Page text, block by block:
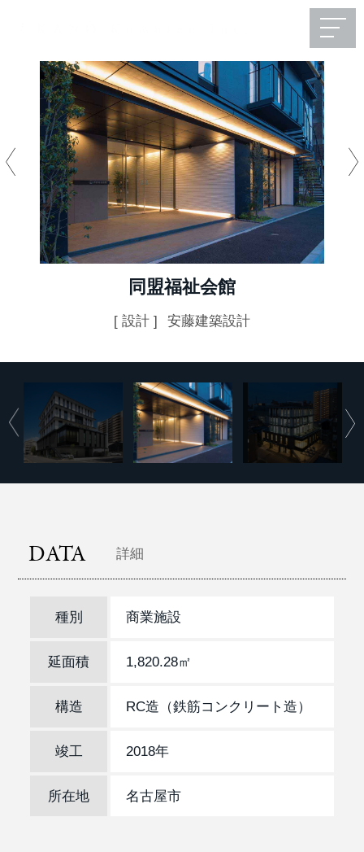
同盟福祉会館
[ 設計 ] 安藤建築設計
DATA 詳細
種別 商業施設
延面積 1,820.28㎡
構造 RC造（鉄筋コンクリート造）
竣工 2018年
所在地 名古屋市